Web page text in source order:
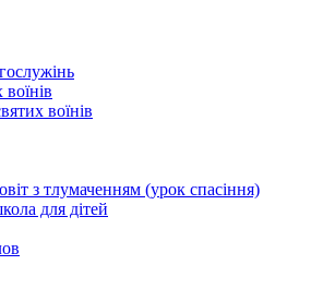
воїнів
з тлумаченням (урок спасіння)
для дітей